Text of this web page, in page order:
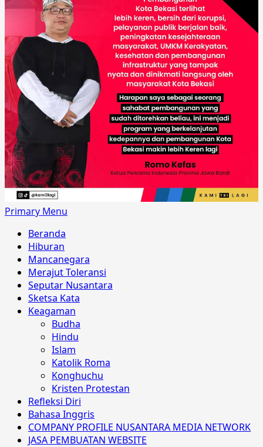
Primary Menu
Beranda
Hiburan
Mancanegara
Merajut Toleransi
Seputar Nusantara
Sketsa Kata
Keagaman
Budha
Hindu
Islam
Katolik Roma
Konghuchu
Kristen Protestan
Refleksi Diri
Bahasa Inggris
COMPANY PROFILE NUSANTARA MEDIA NETWORK
JASA PEMBUATAN WEBSITE